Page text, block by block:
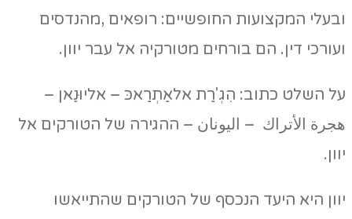
ובעלי המקצועות החופשיים: רופאים ,מהנדסים
ועורכי דין. הם בורחים מטורקיה אל עבר יוון.
על השלט כתוב: הִגְ'רַת אלאַתְרַאכּ – אליוּנַאן –
هجرة الأتراك – اليونان – ההגירה של הטורקים אל
יוון.
יוון היא היעד הנכסף של הטורקים שהתייאשו